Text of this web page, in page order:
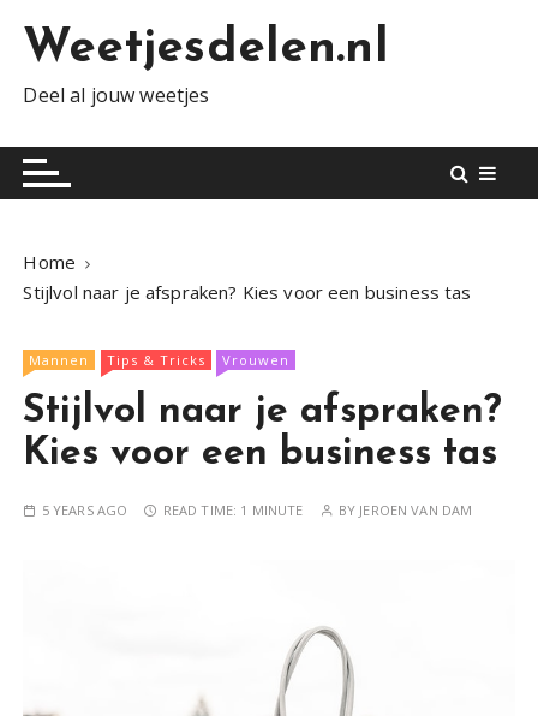
c
Weetjesdelen.nl
Deel al jouw weetjes
Home
Stijlvol naar je afspraken? Kies voor een business tas
Mannen Tips & Tricks Vrouwen
Stijlvol naar je afspraken?
Kies voor een business tas
5 YEARS AGO READ TIME: 1 MINUTE BY JEROEN VAN DAM